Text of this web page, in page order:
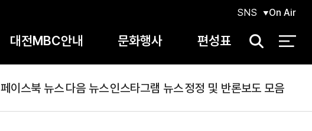
대전MBC안내 문화행사 편성표
SNS On Air
검
페이스북 뉴스다음 뉴스인스타그램 뉴스정정 및 반론보도 모음